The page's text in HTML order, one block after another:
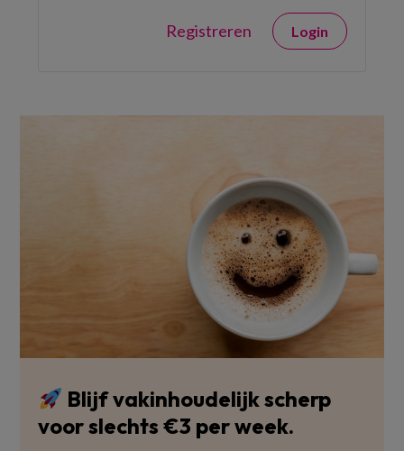
Registreren Login
Blijf vakinhoudelijk scherp
voor slechts €3 per week.